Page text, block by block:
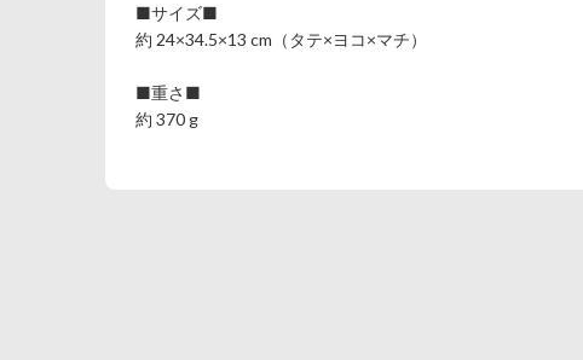
■サイズ■
約 24×34.5×13 cm（タテ×ヨコ×マチ）
■重さ■
約 370 g